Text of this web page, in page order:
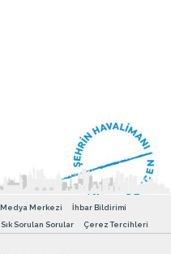
Medya Merkezi
İhbar Bildirimi
Sık Sorulan Sorular Çerez Tercihleri